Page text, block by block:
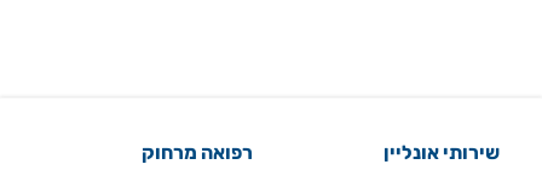
שירותי אונליין רפואה מרחוק